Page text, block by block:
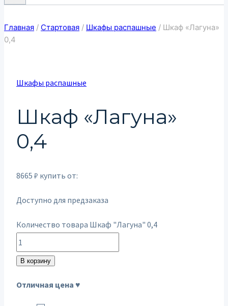
Главная / Стартовая / Шкафы распашные / Шкаф «Лагуна»
0,4
Шкафы распашные
Шкаф «Лагуна»
0,4
8665 ₽ купить от:
Доступно для предзаказа
Количество товара Шкаф "Лагуна" 0,4
В корзину
Отличная цена ♥